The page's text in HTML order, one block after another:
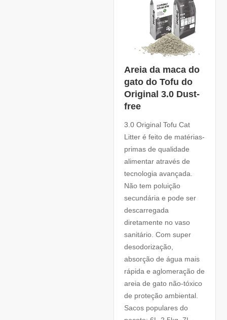
Areia da maca do
gato do Tofu do
Original 3.0 Dust-
free
3.0 Original Tofu Cat
Litter é feito de matérias-
primas de qualidade
alimentar através de
tecnologia avançada.
Não tem poluição
secundária e pode ser
descarregada
diretamente no vaso
sanitário. Com super
desodorização,
absorção de água mais
rápida e aglomeração de
areia de gato não-tóxico
de proteção ambiental.
Sacos populares do